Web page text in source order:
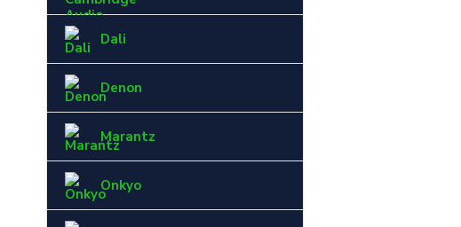
Dali
Denon
Marantz
Onkyo